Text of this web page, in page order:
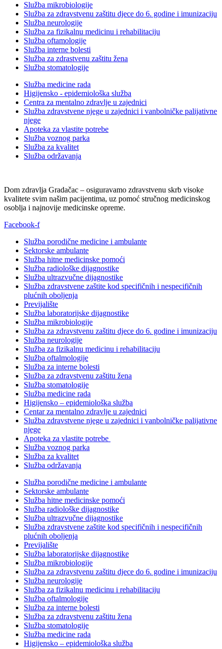
Služba mikrobiologije
Služba za zdravstvenu zaštitu djece do 6. godine i imunizaciju
Služba neurologije
Služba za fizikalnu medicinu i rehabilitaciju
Služba oftamologije
Služba interne bolesti
Služba za zdrastvenu zaštitu žena
Služba stomatologije
Služba medicine rada
Higijensko - epidemiološka služba
Centra za mentalno zdravlje u zajednici
Služba zdravstvene njege u zajednici i vanbolničke palijativne
njege
Apoteka za vlastite potrebe
Služba voznog parka
Služba za kvalitet
Služba održavanja
Dom zdravlja Gradačac – osiguravamo zdravstvenu skrb visoke
kvalitete svim našim pacijentima, uz pomoć stručnog medicinskog
osoblja i najnovije medicinske opreme.
Facebook-f
Služba porodične medicine i ambulante
Sektorske ambulante
Služba hitne medicinske pomoći
Služba radiološke dijagnostike
Služba ultrazvučne dijagnostike
Služba zdravstvene zaštite kod specifičnih i nespecifičnih
plućnih oboljenja
Previjalište
Služba laboratorijske dijagnostike
Služba mikrobiologije
Služba za zdravstvenu zaštitu djece do 6. godine i imunizaciju
Služba neurologije
Služba za fizikalnu medicinu i rehabilitaciju
Služba oftalmologije
Služba za interne bolesti
Služba za zdravstvenu zaštitu žena
Služba stomatologije
Služba medicine rada
Higijensko – epidemiološka služba
Centar za mentalno zdravlje u zajednici
Služba zdravstvene njege u zajednici i vanbolničke palijativne
njege
Apoteka za vlastite potrebe
Služba voznog parka
Služba za kvalitet
Služba održavanja
Služba porodične medicine i ambulante
Sektorske ambulante
Služba hitne medicinske pomoći
Služba radiološke dijagnostike
Služba ultrazvučne dijagnostike
Služba zdravstvene zaštite kod specifičnih i nespecifičnih
plućnih oboljenja
Previjalište
Služba laboratorijske dijagnostike
Služba mikrobiologije
Služba za zdravstvenu zaštitu djece do 6. godine i imunizaciju
Služba neurologije
Služba za fizikalnu medicinu i rehabilitaciju
Služba oftalmologije
Služba za interne bolesti
Služba za zdravstvenu zaštitu žena
Služba stomatologije
Služba medicine rada
Higijensko – epidemiološka služba